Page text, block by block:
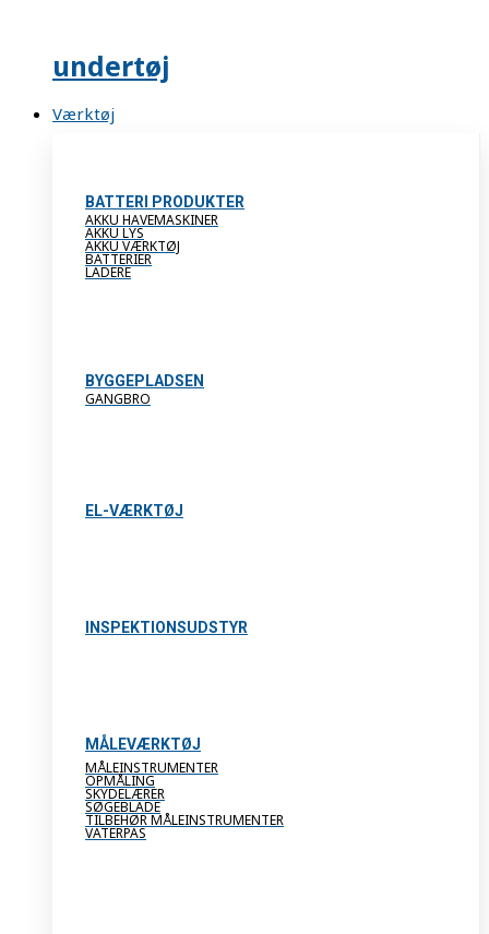
undertøj
Værktøj
BATTERI PRODUKTER
AKKU HAVEMASKINER
AKKU LYS
AKKU VÆRKTØJ
BATTERIER
LADERE
BYGGEPLADSEN
GANGBRO
EL-VÆRKTØJ
INSPEKTIONSUDSTYR
MÅLEVÆRKTØJ
MÅLEINSTRUMENTER
OPMÅLING
SKYDELÆRER
SØGEBLADE
TILBEHØR MÅLEINSTRUMENTER
VATERPAS